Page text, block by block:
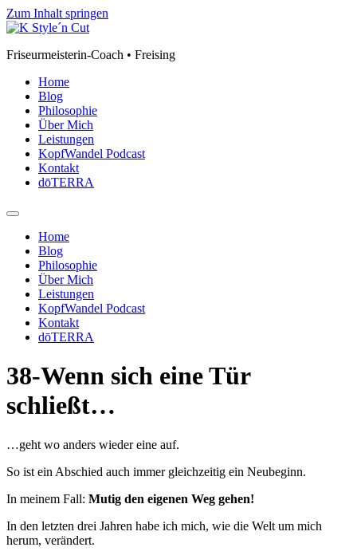
Zum Inhalt springen
Friseurmeisterin-Coach • Freising
Home
Blog
Philosophie
Über Mich
Leistungen
KopfWandel Podcast
Kontakt
dōTERRA
Home
Blog
Philosophie
Über Mich
Leistungen
KopfWandel Podcast
Kontakt
dōTERRA
38-Wenn sich eine Tür
schließt…
…geht wo anders wieder eine auf.
So ist ein Abschied auch immer gleichzeitig ein Neubeginn.
In meinem Fall: Mutig den eigenen Weg gehen!
In den letzten drei Jahren habe ich mich, wie die Welt um mich
herum, verändert.